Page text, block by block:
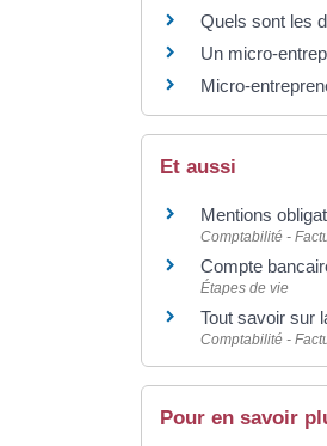
Quels sont les
Un micro-
Micro-
Et aussi
Mentions
Comptabilité -
Compte
Étapes de vie
Tout savoir sur
Comptabilité -
Pour en savoir